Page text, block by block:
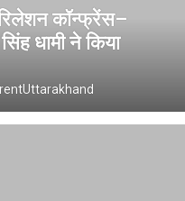
कॉन्फ्रेंस–
धामी ने किया